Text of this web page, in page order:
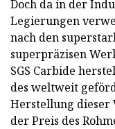
Doch da in der
Legierungen
nach den
superpräzisen
SGS Carbide
des weltweit
Herstellung dieser
der Preis des